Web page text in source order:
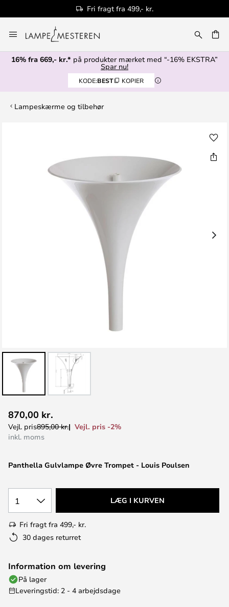
Fri fragt fra 499,- kr.
to
Content
16% fra 669,- kr.* på produkter mærket med “-16% EKSTRA”
Spar nu!
KODE:BEST KOPIER
Lampeskærme og tilbehør
billedgalleriet
til
starten
Panthella Gulvlampe Øvre Trompet - Louis Poulsen
870,00 kr.
Vejl. pris895,00 kr.
Vejl. pris -2%
inkl. moms
1 LÆG I KURVEN
Fri fragt fra 499,- kr.
30 dages returret
Information om levering
På lager
Leveringstid: 2 - 4 arbejdsdage